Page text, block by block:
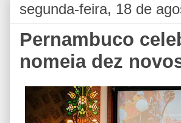
segunda-feira, 18 de
Pernambuco
nomeia dez